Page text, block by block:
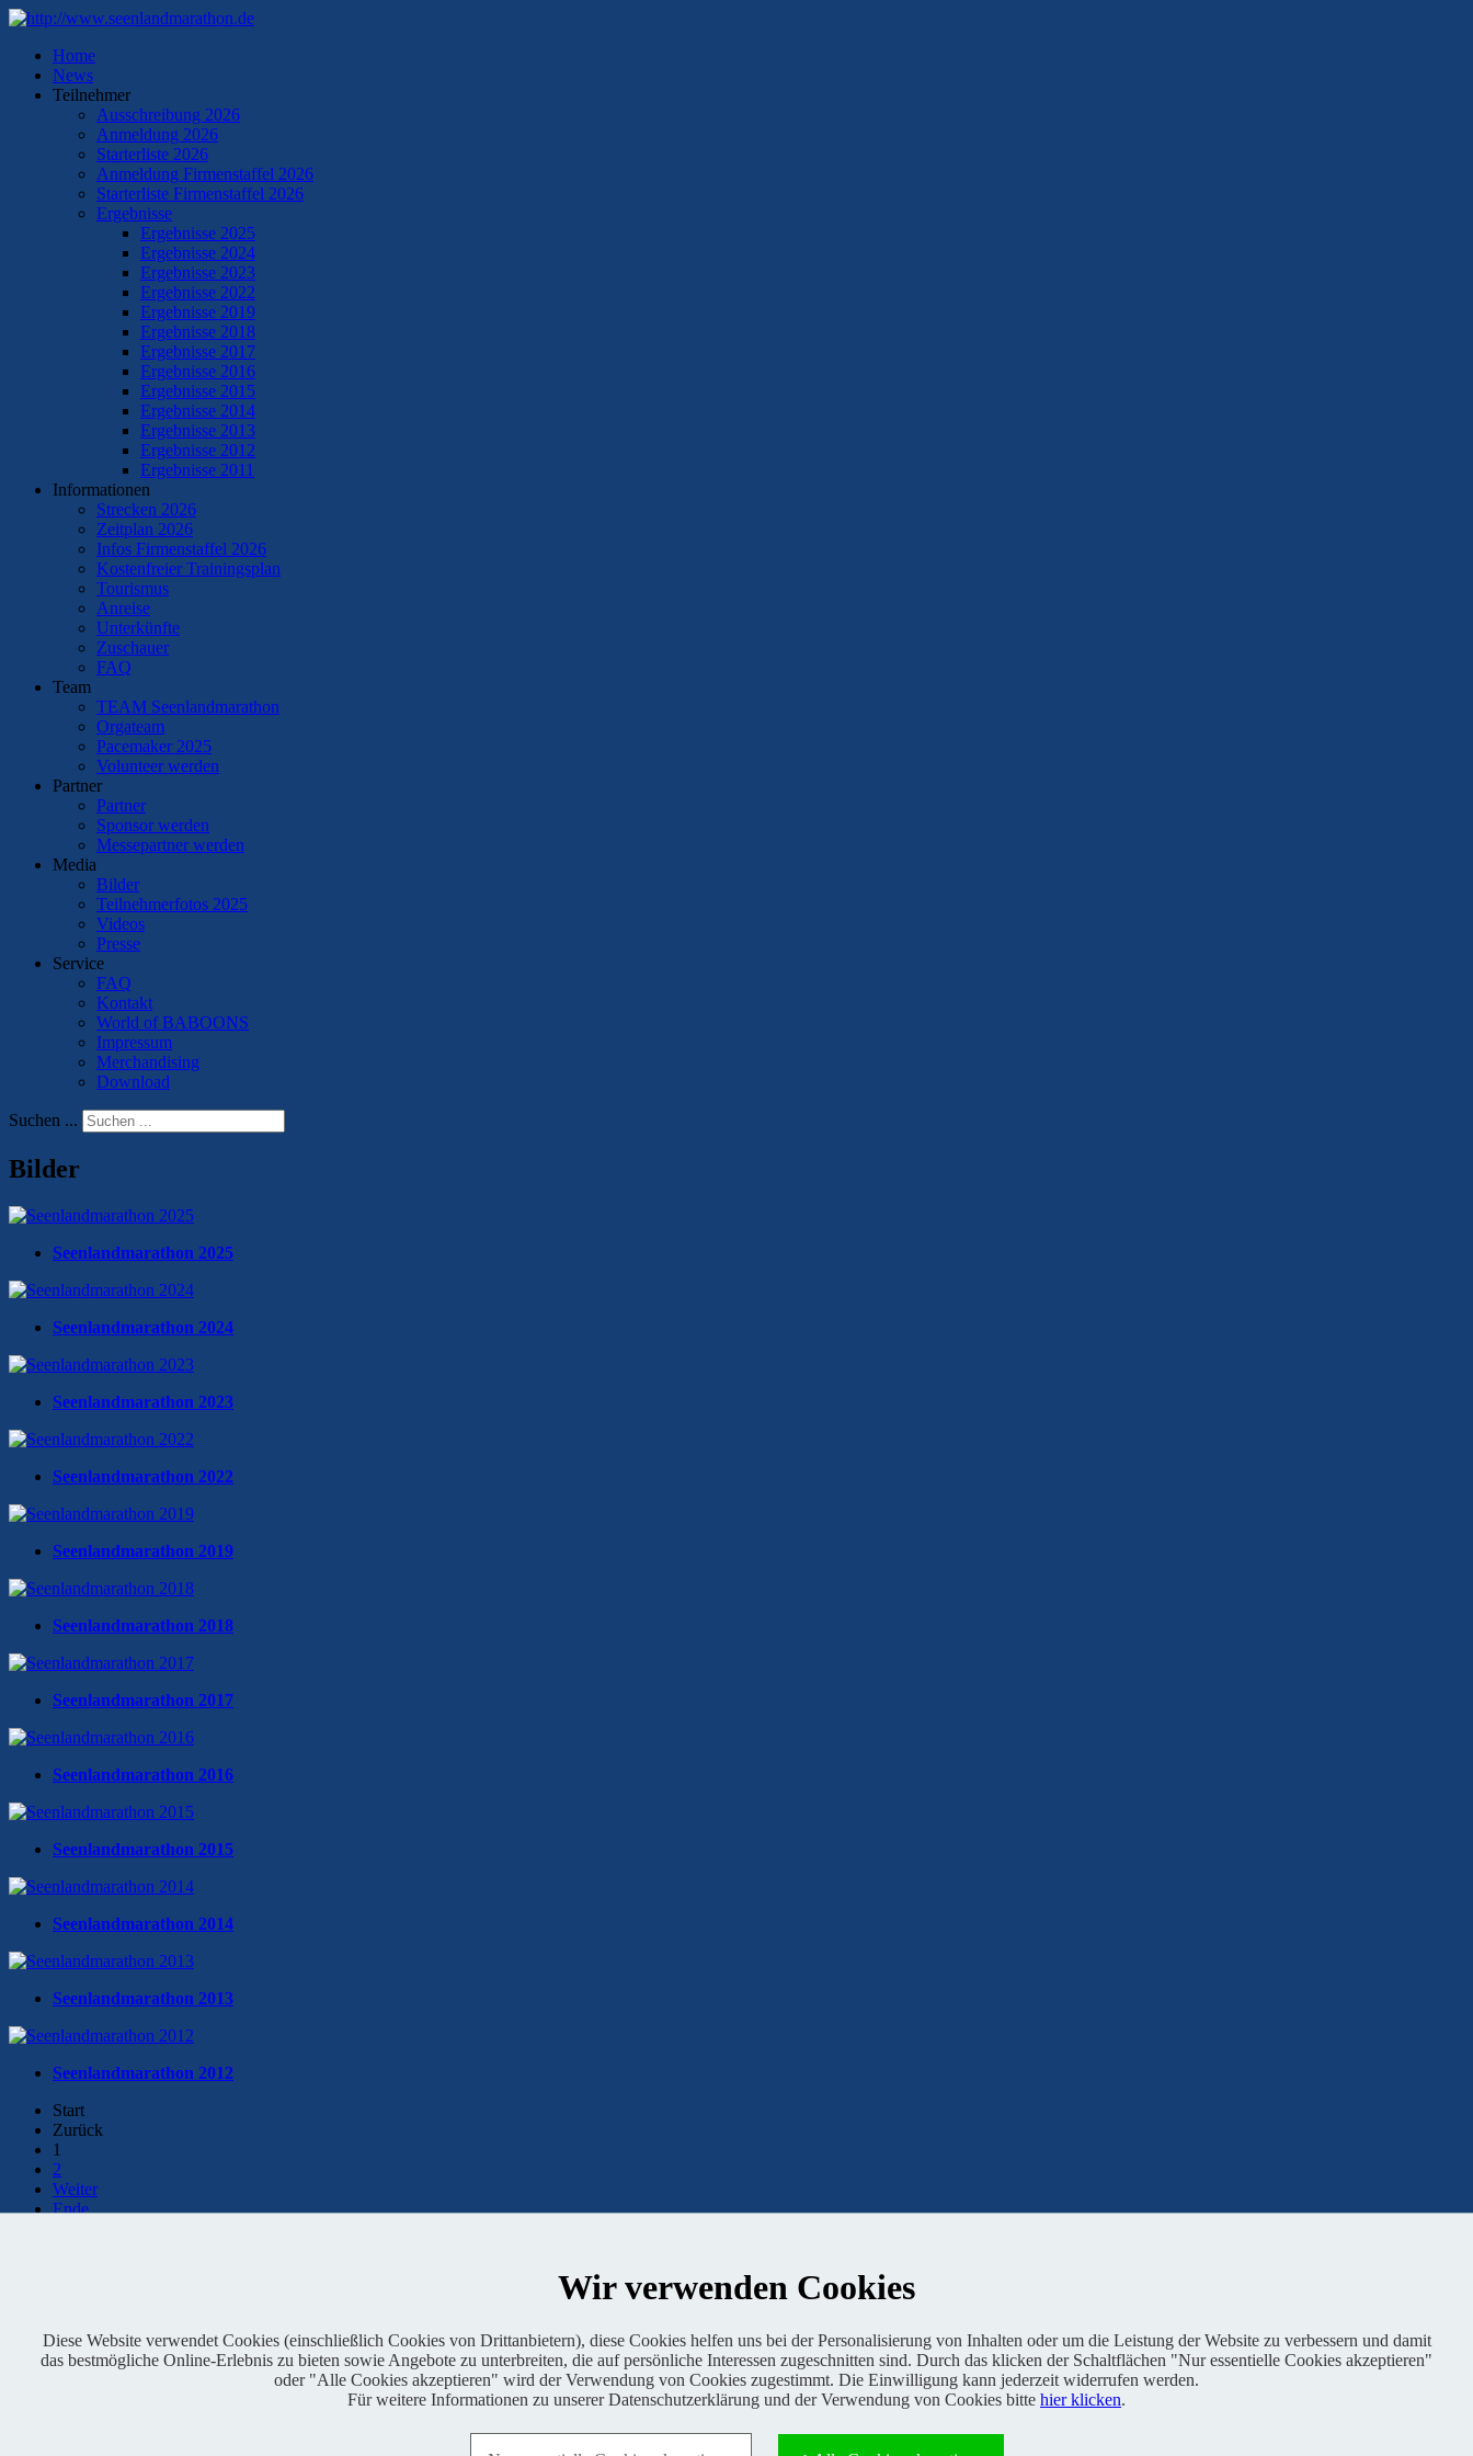
Home
News
Teilnehmer
Ausschreibung 2026
Anmeldung 2026
Starterliste 2026
Anmeldung Firmenstaffel 2026
Starterliste Firmenstaffel 2026
Ergebnisse
Ergebnisse 2025
Ergebnisse 2024
Ergebnisse 2023
Ergebnisse 2022
Ergebnisse 2019
Ergebnisse 2018
Ergebnisse 2017
Ergebnisse 2016
Ergebnisse 2015
Ergebnisse 2014
Ergebnisse 2013
Ergebnisse 2012
Ergebnisse 2011
Informationen
Strecken 2026
Zeitplan 2026
Infos Firmenstaffel 2026
Kostenfreier Trainingsplan
Tourismus
Anreise
Unterkünfte
Zuschauer
FAQ
Team
TEAM Seenlandmarathon
Orgateam
Pacemaker 2025
Volunteer werden
Partner
Partner
Sponsor werden
Messepartner werden
Media
Bilder
Teilnehmerfotos 2025
Videos
Presse
Service
FAQ
Kontakt
World of BABOONS
Impressum
Merchandising
Download
Suchen ...
Bilder
Seenlandmarathon 2025
Seenlandmarathon 2024
Seenlandmarathon 2023
Seenlandmarathon 2022
Seenlandmarathon 2019
Seenlandmarathon 2018
Seenlandmarathon 2017
Seenlandmarathon 2016
Seenlandmarathon 2015
Seenlandmarathon 2014
Seenlandmarathon 2013
Seenlandmarathon 2012
Start
Zurück
1
2
Weiter
Ende
Facebook
Copyright © 2021 OAI e.V. - alle Rechte vorbehalten - promoted von BABOONS
Wir verwenden Cookies
Diese Website verwendet Cookies (einschließlich Cookies von Drittanbietern), diese Cookies helfen uns bei der Personalisierung von Inhalten oder um die Leistung der Website zu verbessern und damit
das bestmögliche Online-Erlebnis zu bieten sowie Angebote zu unterbreiten, die auf persönliche Interessen zugeschnitten sind. Durch das klicken der Schaltflächen "Nur essentielle Cookies akzeptieren"
oder "Alle Cookies akzeptieren" wird der Verwendung von Cookies zugestimmt. Die Einwilligung kann jederzeit widerrufen werden.
Für weitere Informationen zu unserer Datenschutzerklärung und der Verwendung von Cookies bitte hier klicken.